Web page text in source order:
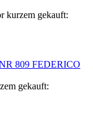
kurzem gekauft:
gekauft: